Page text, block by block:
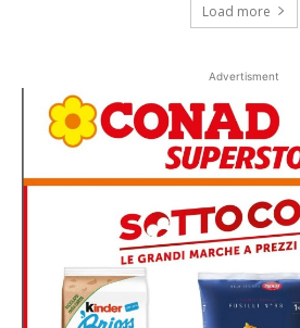
Load more
Advertisment